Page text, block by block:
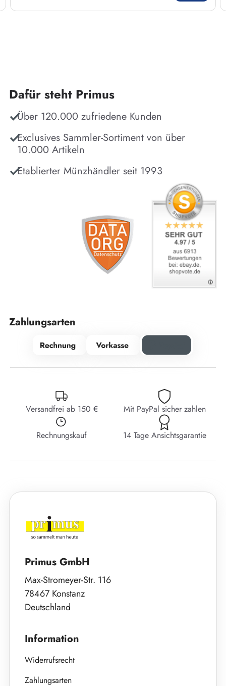
Dafür steht Primus
Über 120.000 zufriedene Kunden
Exclusives Sammler-Sortiment von über
10.000 Artikeln
Etablierter Münzhändler seit 1993
Zahlungsarten
Versandfrei ab 150 € Mit PayPal sicher zahlen
Rechnungskauf 14 Tage Ansichtsgarantie
Primus GmbH
Max-Stromeyer-Str. 116
78467 Konstanz
Deutschland
Information
Widerrufsrecht
Zahlungsarten